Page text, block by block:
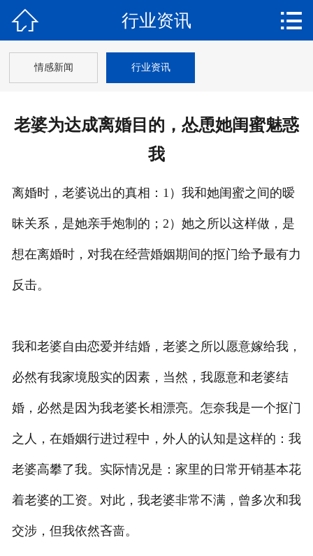
新闻动态
婚姻咨询
保密协议
 行业资讯 
情感新闻 行业资讯
老婆为达成离婚目的，怂恿她闺蜜魅惑
我
离婚时，老婆说出的真相：1）我和她闺蜜之间的暧
昧关系，是她亲手炮制的；2）她之所以这样做，是
想在离婚时，对我在经营婚姻期间的抠门给予最有力
反击。
我和老婆自由恋爱并结婚，老婆之所以愿意嫁给我，
必然有我家境殷实的因素，当然，我愿意和老婆结
婚，必然是因为我老婆长相漂亮。怎奈我是一个抠门
之人，在婚姻行进过程中，外人的认知是这样的：我
老婆高攀了我。实际情况是：家里的日常开销基本花
着老婆的工资。对此，我老婆非常不满，曾多次和我
交涉，但我依然吝啬。